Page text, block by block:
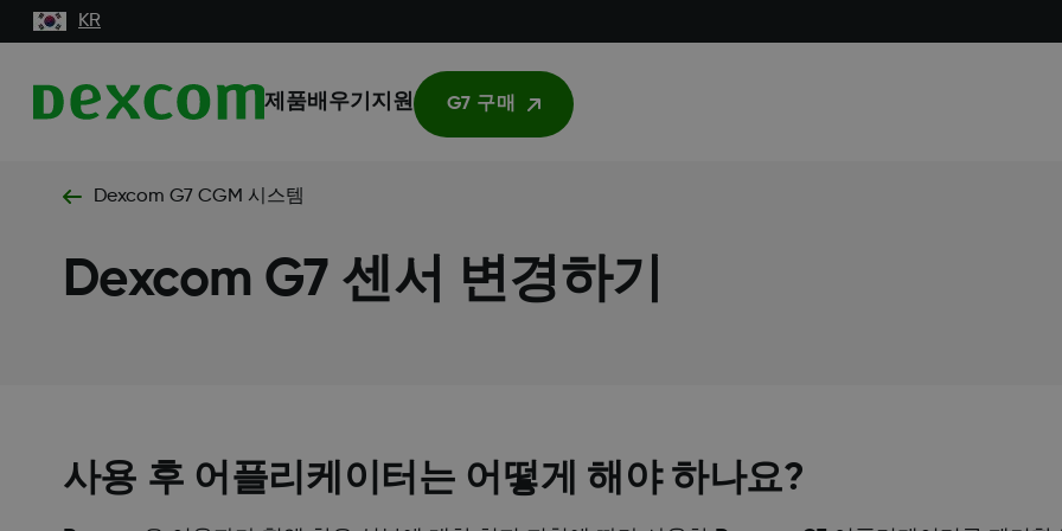
KR
제품배우기 지원 G7 구매
Dexcom G7 CGM 시스템
Dexcom G7 센서 변경하기
사용 후 어플리케이터는 어떻게 해야 하나요?